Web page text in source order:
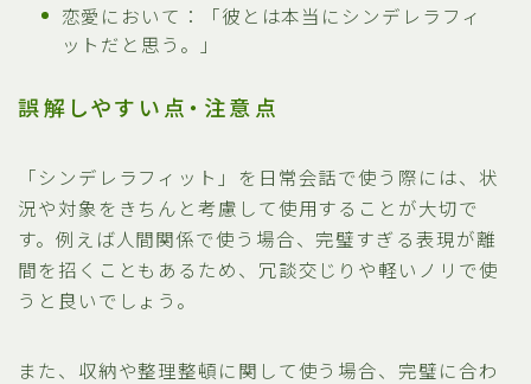
恋愛において：
「彼とは本当にシンデレラフィ
ットだと思う。」
誤解しやすい点・注意点
「シンデレラフィット」を日常会話で使う際には、状
況や対象をきちんと考慮して使用することが大切で
す。例えば人間関係で使う場合、完璧すぎる表現が離
間を招くこともあるため、冗談交じりや軽いノリで使
うと良いでしょう。
また、収納や整理整頓に関して使う場合、完璧に合わ